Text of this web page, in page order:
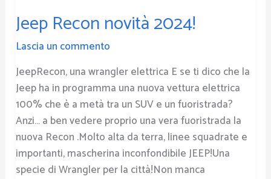
Jeep Recon novità 2024!
Lascia un commento
JeepRecon, una wrangler elettrica E se ti dico che la
Jeep ha in programma una nuova vettura elettrica
100% che è a metà tra un SUV e un fuoristrada?
Anzi… a ben vedere proprio una vera fuoristrada la
nuova Recon .Molto alta da terra, linee squadrate e
importanti, mascherina inconfondibile JEEP!Una
specie di Wrangler per la città!Non manca